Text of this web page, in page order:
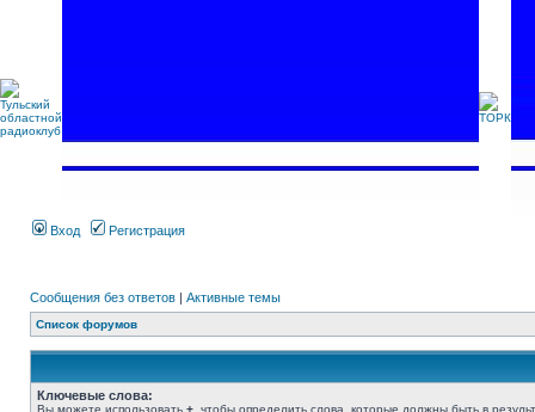
Вход Регистрация
Сообщения без ответов | Активные темы
Список форумов
Ключевые слова:
Вы можете использовать + , чтобы определить слова, которые должны быть в